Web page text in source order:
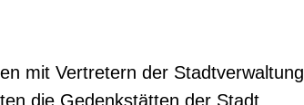
mit Vertretern der Stadtverwaltung
die Gedenkstätten der Stadt.